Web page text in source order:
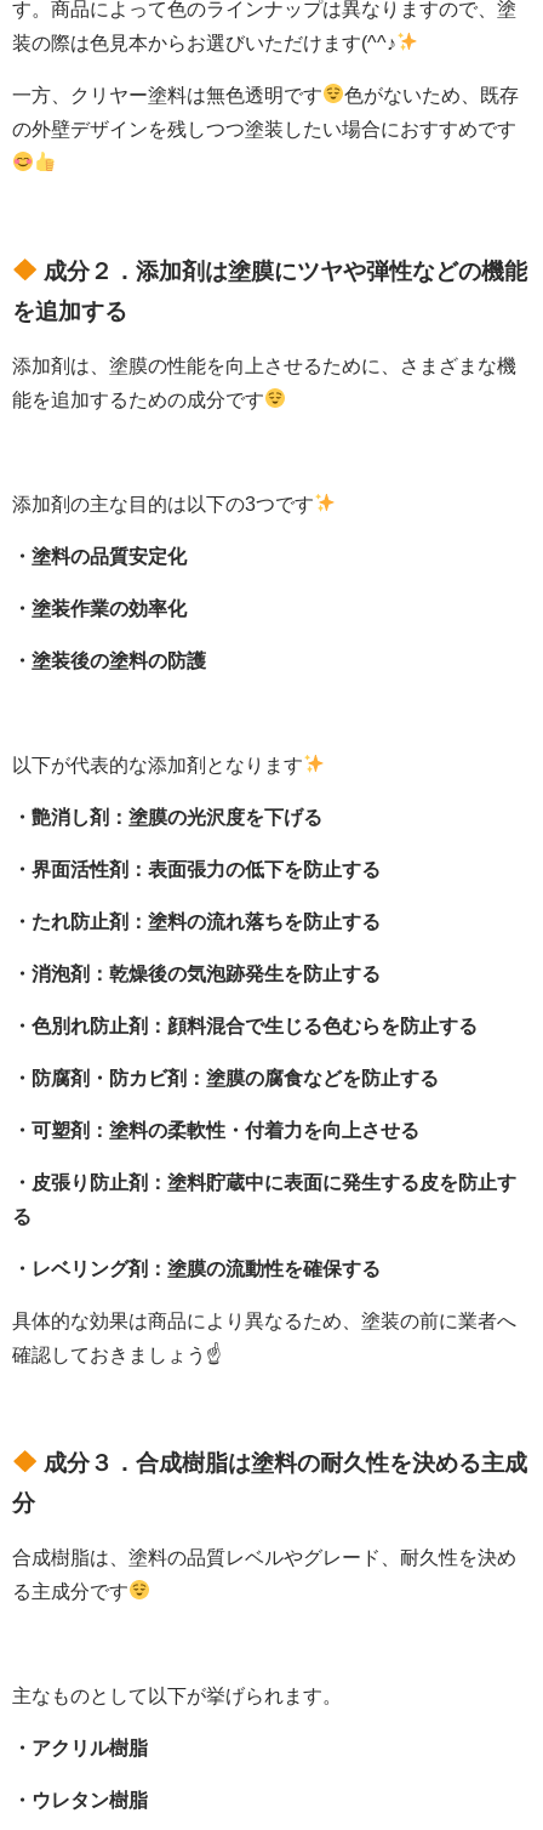
す。商品によって色のラインナップは異なりますので、塗
装の際は色見本からお選びいただけます(^^♪
一方、クリヤー塗料は無色透明です
色がないため、既存
の外壁デザインを残しつつ塗装したい場合におすすめです
成分２．添加剤は塗膜にツヤや弾性などの機能
を追加する
添加剤は、塗膜の性能を向上させるために、さまざまな機
能を追加するための成分です
添加剤の主な目的は以下の3つです
・塗料の品質安定化
・塗装作業の効率化
・塗装後の塗料の防護
以下が代表的な添加剤となります
・艶消し剤：塗膜の光沢度を下げる
・界面活性剤：表面張力の低下を防止する
・たれ防止剤：塗料の流れ落ちを防止する
・消泡剤：乾燥後の気泡跡発生を防止する
・色別れ防止剤：顔料混合で生じる色むらを防止する
・防腐剤・防カビ剤：塗膜の腐食などを防止する
・可塑剤：塗料の柔軟性・付着力を向上させる
・皮張り防止剤：塗料貯蔵中に表面に発生する皮を防止す
る
・レベリング剤：塗膜の流動性を確保する
具体的な効果は商品により異なるため、塗装の前に業者へ
確認しておきましょう☝
成分３．合成樹脂は塗料の耐久性を決める主成
分
合成樹脂は、塗料の品質レベルやグレード、耐久性を決め
る主成分です
主なものとして以下が挙げられます。
・アクリル樹脂
・ウレタン樹脂